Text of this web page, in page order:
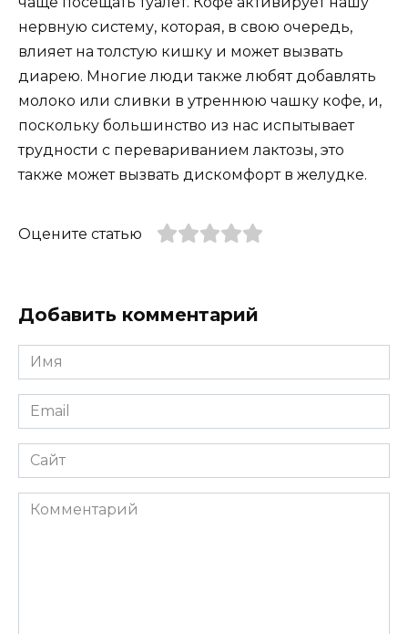
нервную систему, которая, в свою очередь,
влияет на толстую кишку и может вызвать
диарею. Многие люди также любят добавлять
молоко или сливки в утреннюю чашку кофе, и,
поскольку большинство из нас испытывает
трудности с перевариванием лактозы, это
также может вызвать дискомфорт в желудке.
Оцените статью
Добавить комментарий
Имя
*
Email
*
Сайт
Комментарий